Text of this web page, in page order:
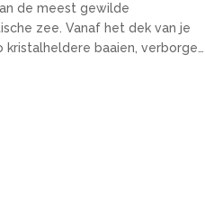
de meest gewilde
zee. Vanaf het dek van je
baaien, verborgen
en guletten — met of